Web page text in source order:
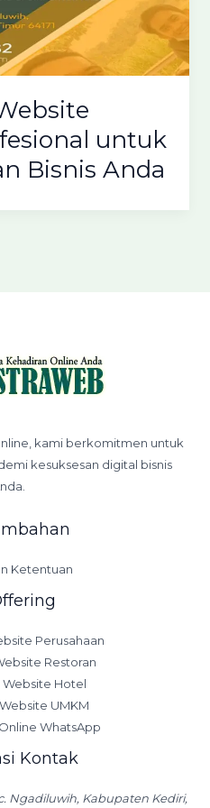
untuk
Bisnis Anda
kami berkomitmen untuk
kesuksesan digital bisnis
Ketentuan
Perusahaan
Restoran
Hotel
UMKM
WhatsApp
Kontak
Ngadiluwih, Kabupaten Kediri,